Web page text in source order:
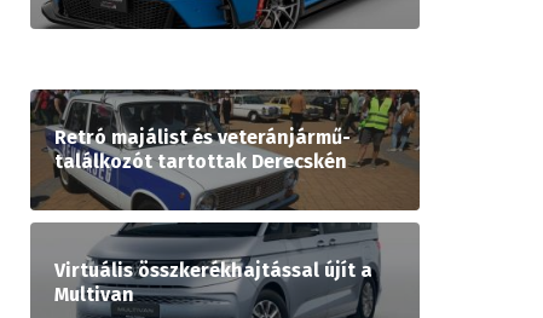
Retró majálist és veteránjármű-
találkozót tartottak Derecskén
Virtuális összkerékhajtással újít a
Multivan